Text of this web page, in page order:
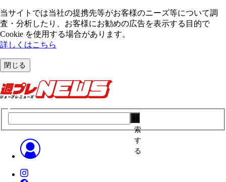
当サイトでは当社の提携先等がお客様のニーズ等について調
査・分析したり、お客様にお勧めの広告を表⽰する⽬的で
Cookie を使⽤する場合があります。
詳しくはこちら
閉じる
索
す
る